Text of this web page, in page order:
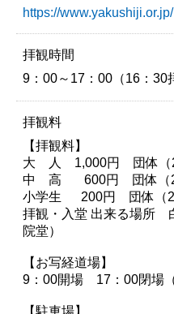
https://www.yakushiji.or.jp/
拝観時間
9：00～17：00（16：30
拝観料
【拝観料】
大 人 1,000円 団体（
中 高 600円 団体（25
小学生 200円 団体（
拝観・入堂 出来る場所
院堂）
【お写経道場】
9：00開場 17：00閉場（